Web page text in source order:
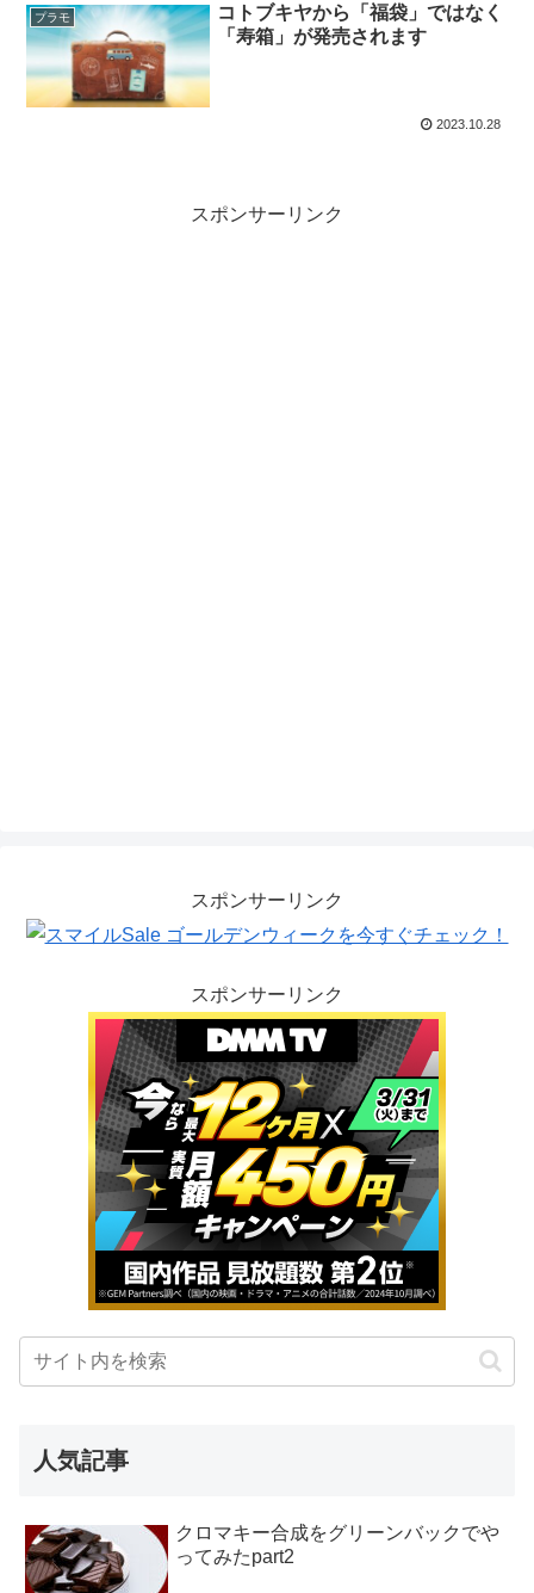
プラモ
コトブキヤから「福袋」ではなく
「寿箱」が発売されます
2023.10.28
スポンサーリンク
スポンサーリンク
スポンサーリンク
人気記事
クロマキー合成をグリーンバックでや
ってみたpart2